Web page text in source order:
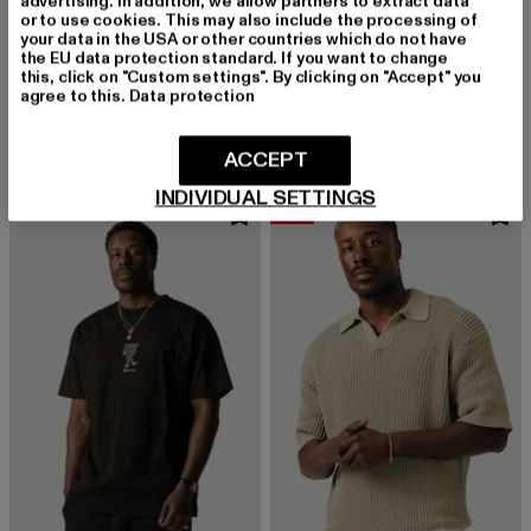
BLKVIS
Full Zip
BLKVIS
Patchwork
-10%
or to use cookies. This may also include the processing of
your data in the USA or other countries which do not have
the EU data protection standard. If you want to change
this, click on "Custom settings". By clicking on "Accept" you
agree to this. Data protection
INDIVIDUAL SETTINGS
ACCEPT